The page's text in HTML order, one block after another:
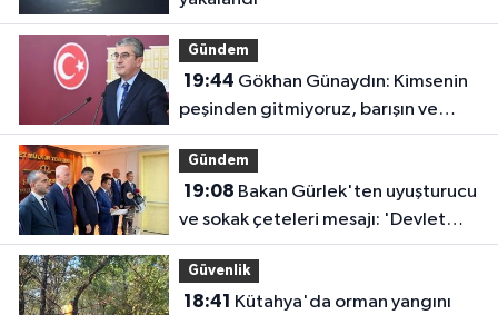
Gündem
19:44
peşinden gitmiyoruz, barışın ve
demokrasinin peşindeyiz
Gündem
19:08
ve sokak çeteleri mesajı: 'Devlet
buradadır'
Güvenlik
18:41